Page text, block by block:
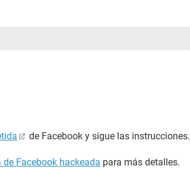
de Facebook y sigue las instrucciones.
Facebook hackeada para más detalles.